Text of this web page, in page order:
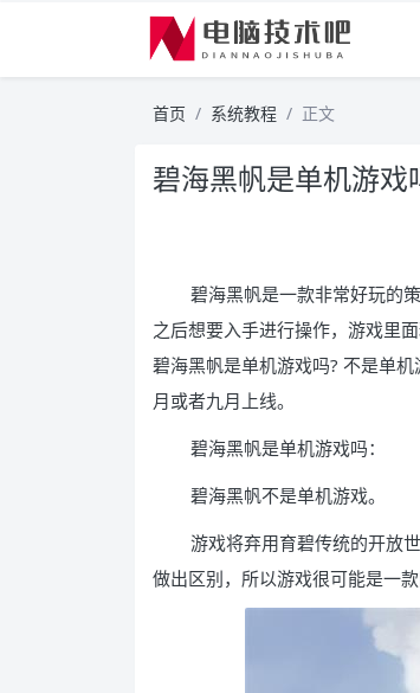
首页 系统教程 正文
碧海黑帆是单机游
碧海黑帆是一款非常好玩的
之后想要入手进行操作，游戏里
碧海黑帆是单机游戏吗? 不是单
月或者九月上线。
碧海黑帆是单机游戏吗：
碧海黑帆不是单机游戏。
游戏将弃用育碧传统的开放
做出区别，所以游戏很可能是一